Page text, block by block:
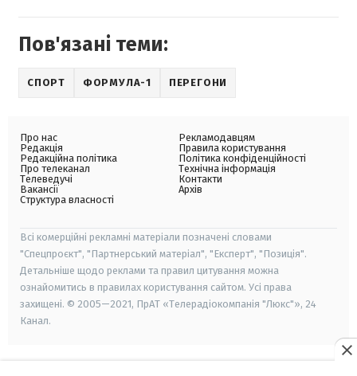
Пов'язані теми:
СПОРТ ФОРМУЛА-1 ПЕРЕГОНИ
Про нас
Редакція
Редакційна політика
Про телеканал
Телеведучі
Вакансії
Структура власності
Рекламодавцям
Правила користування
Політика конфіденційності
Технічна інформація
Контакти
Архів
Всі комерційні рекламні матеріали позначені словами
"Спецпроєкт", "Партнерський матеріал", "Експерт", "Позиція".
Детальніше щодо реклами та правил цитування можна
ознайомитись в правилах користування сайтом. Усі права
захищені. © 2005—2021, ПрАТ «Телерадіокомпанія "Люкс"», 24
Канал.